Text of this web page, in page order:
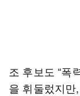
조 후보도 “폭
을 휘둘렀지